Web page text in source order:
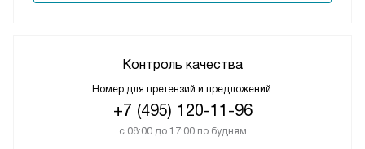
Контроль качества
Номер для претензий и предложений:
+7 (495) 120-11-96
с 08:00 до 17:00 по будням